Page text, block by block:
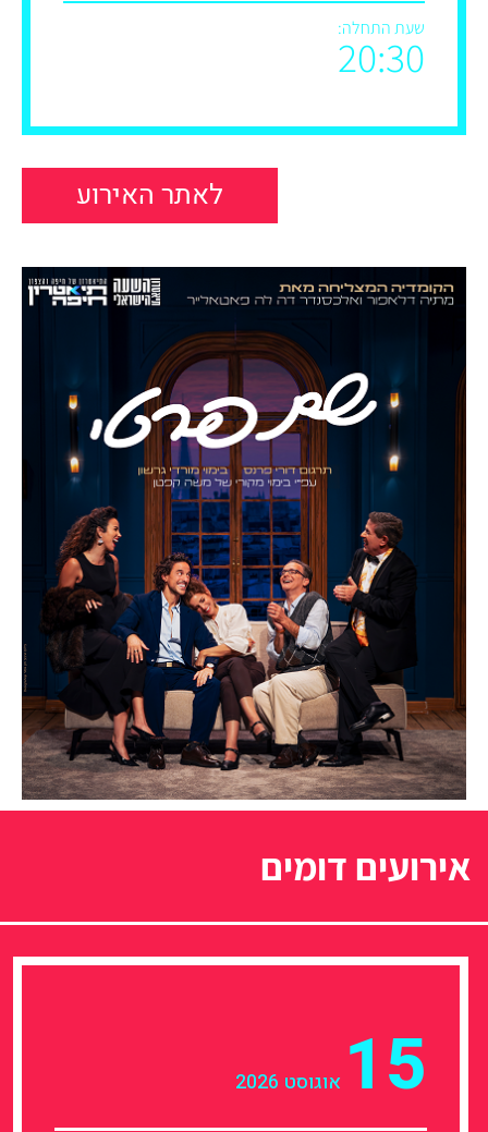
שעת התחלה:
20:30
לאתר האירוע
אירועים דומים
15 אוגוסט 2026